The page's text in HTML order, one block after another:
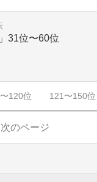
31位〜60位
120位 121〜150位
次のページ